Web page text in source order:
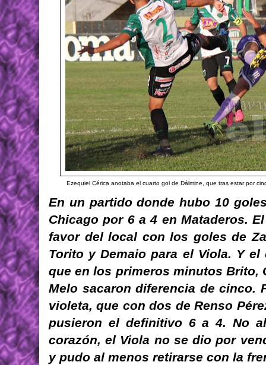
Ezequiel Cérica anotaba el cuarto gol de Dálmine, que tras estar por
En un partido donde hubo 10
Chicago por 6 a 4 en Mataderos.
favor del local con los goles de
Torito y Demaio para el Viola. Y
que en los primeros minutos Brito,
Melo sacaron diferencia de cinco.
violeta, que con dos de Renso
pusieron el definitivo 6 a 4. No
corazón, el Viola no se dio por
y pudo al menos retirarse con la